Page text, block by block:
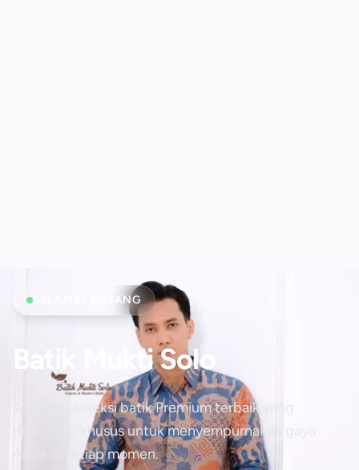
SELAMAT DATANG
Batik Mukti Solo
Temukan koleksi batik Premium terbaik yang
dirancang khusus untuk menyempurnakan gaya
Anda di setiap momen.